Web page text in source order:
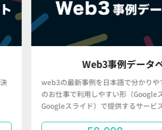
Web3事例データ
web3の最新事例を日本語で分かりや
のお仕事で利用しやすい形（Google
Googleスライド）で提供するサービス